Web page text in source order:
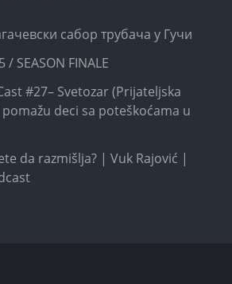
сабор трубача у Гучи
/ SEASON FINALE
#27– Svetozar (Prijateljska
deci sa poteškoćama u
da razmišlja? | Vuk Rajović |